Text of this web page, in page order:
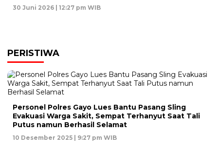
30 Juni 2026 | 12:27 pm WIB
PERISTIWA
Personel Polres Gayo Lues Bantu Pasang Sling
Evakuasi Warga Sakit, Sempat Terhanyut Saat Tali
Putus namun Berhasil Selamat
10 Desember 2025 | 9:27 pm WIB